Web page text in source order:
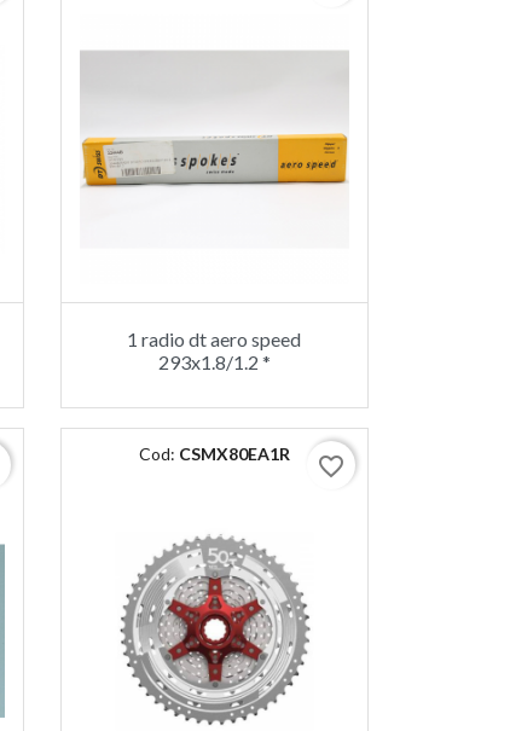
1 radio dt aero speed
293x1.8/1.2 *
Cod: CSMX80EA1R favorite_border